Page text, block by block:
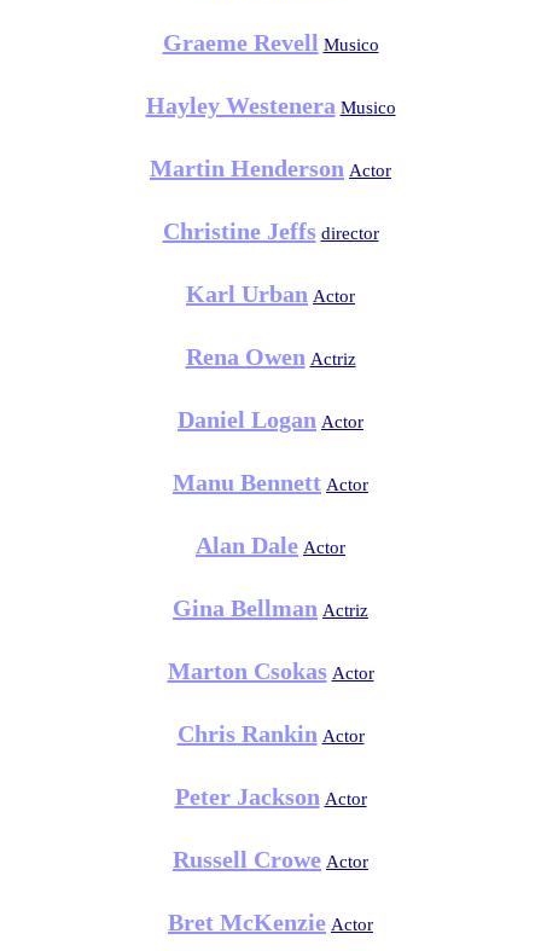
Graeme Revell Musico
Hayley Westenera Musico
Martin Henderson Actor
Christine Jeffs director
Karl Urban Actor
Rena Owen Actriz
Daniel Logan Actor
Manu Bennett Actor
Alan Dale Actor
Gina Bellman Actriz
Marton Csokas Actor
Chris Rankin Actor
Peter Jackson Actor
Russell Crowe Actor
Bret McKenzie Actor